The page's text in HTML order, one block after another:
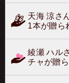
月27日18時
切とします
除く（同期
ん指名の現
名と理由を
てナイルか
添えてご記
ュの基準に
天海 涼さ
1本が贈ら
綾瀬 ハル
チャが贈